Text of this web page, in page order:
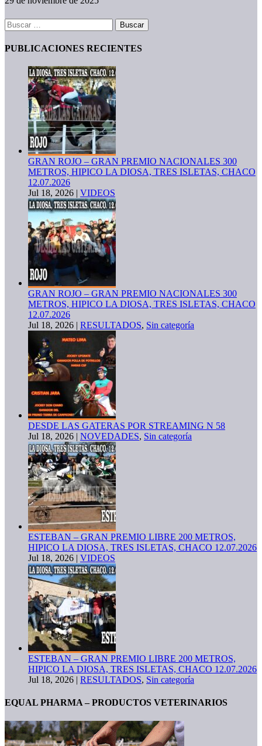
Buscar:
PUBLICACIONES RECIENTES
GRAN ROJO – GRAN PREMIO NACIONALES 300
METROS, HIPICO LA DIOSA, TRES ISLETAS, CHACO
12.07.2026
Jul 18, 2026 | VIDEOS
GRAN ROJO – GRAN PREMIO NACIONALES 300
METROS, HIPICO LA DIOSA, TRES ISLETAS, CHACO
12.07.2026
Jul 18, 2026 | RESULTADOS, Sin categoría
DESDE LAS GATERAS POR STREAMING N 58
Jul 18, 2026 | NOVEDADES, Sin categoría
ESTEBAN – GRAN PREMIO LIBRE 200 METROS,
HIPICO LA DIOSA, TRES ISLETAS, CHACO 12.07.2026
Jul 18, 2026 | VIDEOS
ESTEBAN – GRAN PREMIO LIBRE 200 METROS,
HIPICO LA DIOSA, TRES ISLETAS, CHACO 12.07.2026
Jul 18, 2026 | RESULTADOS, Sin categoría
EQUAL PHARMA – PRODUCTOS VETERINARIOS